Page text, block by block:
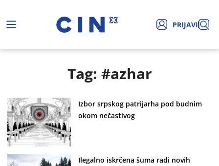
PRIJAVI
Tag: #azhar
Izbor srpskog patrijarha pod budnim
okom nečastivog
Ilegalno iskrčena šuma radi novih